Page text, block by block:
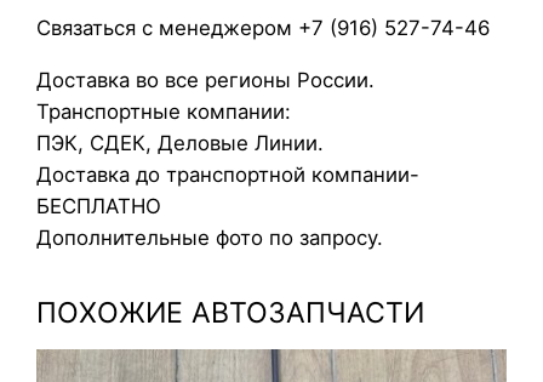
р
о
б
д
у
в
а
с
л
о
Связаться с менеджером +7 (916) 527-74-46
Доставка во все регионы России.
Транспортные компании:
ПЭК, СДЕК, Деловые Линии.
Доставка до транспортной компании-
БЕСПЛАТНО
Дополнительные фото по запросу.
ПОХОЖИЕ АВТОЗАПЧАСТИ